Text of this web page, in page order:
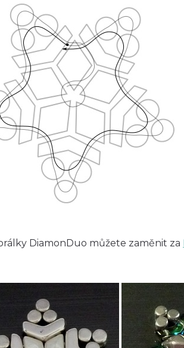
DiamonDuo můžete zaměnit za